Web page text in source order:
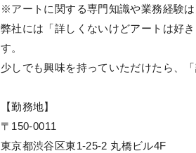
※アートに関する専門知識や業務経験は
弊社には「詳しくないけどアートは好
す。
少しでも興味を持っていただけたら、
【勤務地】
〒150-0011
東京都渋谷区東1-25-2 丸橋ビル4F